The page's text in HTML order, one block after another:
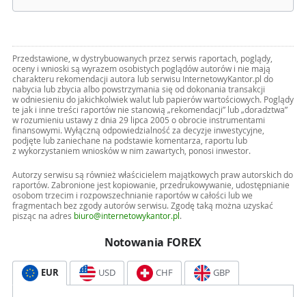
Przedstawione, w dystrybuowanych przez serwis raportach, poglądy,
oceny i wnioski są wyrazem osobistych poglądów autorów i nie mają
charakteru rekomendacji autora lub serwisu InternetowyKantor.pl do
nabycia lub zbycia albo powstrzymania się od dokonania transakcji
w odniesieniu do jakichkolwiek walut lub papierów wartościowych. Poglądy
te jak i inne treści raportów nie stanowią „rekomendacji” lub „doradztwa”
w rozumieniu ustawy z dnia 29 lipca 2005 o obrocie instrumentami
finansowymi. Wyłączną odpowiedzialność za decyzje inwestycyjne,
podjęte lub zaniechane na podstawie komentarza, raportu lub
z wykorzystaniem wniosków w nim zawartych, ponosi inwestor.
Autorzy serwisu są również właścicielem majątkowych praw autorskich do
raportów. Zabronione jest kopiowanie, przedrukowywanie, udostępnianie
osobom trzecim i rozpowszechnianie raportów w całości lub we
fragmentach bez zgody autorów serwisu. Zgodę taką można uzyskać
pisząc na adres biuro@internetowykantor.pl .
Notowania FOREX
EUR USD CHF GBP